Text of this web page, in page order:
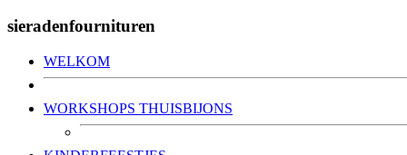
sieradenfournituren
WELKOM
WORKSHOPS THUISBIJONS